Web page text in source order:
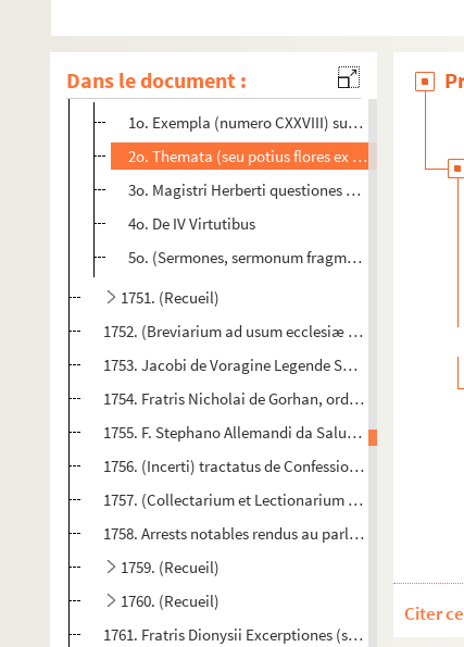
Dans le document :
1749. (Recueil)
1750. (Recueil)
1o. Exempla (numero CXXVIII) sumpta e
2o. Themata (seu potius flores ex variis operibus
3o. Magistri Herberti questiones de Sacramentis
4o. De IV Virtutibus
5o. (Sermones, sermonum fragmenta et alia
1751. (Recueil)
1752. (Breviarium ad usum ecclesiæ Trecensis. Pars
1753. Jacobi de Voragine Legende Sanctorum (vulgo
1754. Fratris Nicholai de Gorhan, ordinis
1755. F. Stephano Allemandi da Saluzzo,
1756. (Incerti) tractatus de Confessione bonus et
1757. (Collectarium et Lectionarium
1758. Arrests notables rendus au parlement de Dijon,
1759. (Recueil)
1760. (Recueil)
1761. Fratris Dionysii Excerptiones (super libros
Citer